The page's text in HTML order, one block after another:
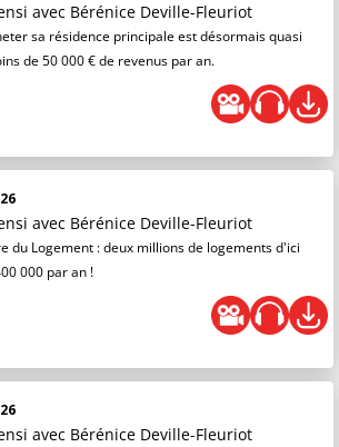
avec Bérénice Deville-Fleuriot
sa résidence principale est désormais quasi
de 50 000 € de revenus par an.
avec Bérénice Deville-Fleuriot
du Logement : deux millions de logements d'ici
000 par an !
avec Bérénice Deville-Fleuriot